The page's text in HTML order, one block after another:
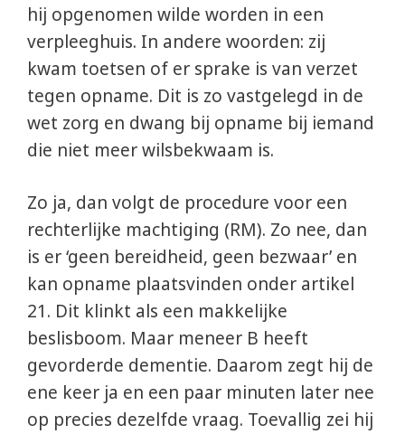
hij opgenomen wilde worden in een
verpleeghuis. In andere woorden: zij
kwam toetsen of er sprake is van verzet
tegen opname. Dit is zo vastgelegd in de
wet zorg en dwang bij opname bij iemand
die niet meer wilsbekwaam is.
Zo ja, dan volgt de procedure voor een
rechterlijke machtiging (RM). Zo nee, dan
is er ‘geen bereidheid, geen bezwaar’ en
kan opname plaatsvinden onder artikel
21. Dit klinkt als een makkelijke
beslisboom. Maar meneer B heeft
gevorderde dementie. Daarom zegt hij de
ene keer ja en een paar minuten later nee
op precies dezelfde vraag. Toevallig zei hij